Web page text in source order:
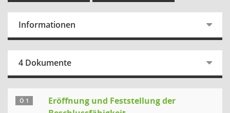
Informationen
4 Dokumente
Ö 1
Eröffnung und Feststellung der